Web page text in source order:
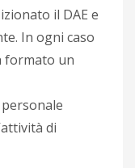
il DAE e
In ogni caso
formato un
di